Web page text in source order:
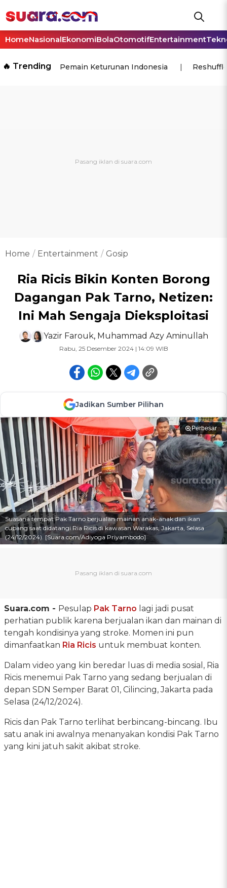
HomeNasionalEkonomiBolaOtomotifEntertainment
🔥 Trending Pemain Keturunan Indonesia
Home Entertainment Gosip
Ria Ricis Bikin Konten Borong
Dagangan Pak Tarno, Netizen:
Ini Mah Sengaja Dieksploitasi
Yazir Farouk, Muhammad Azy Aminullah
Rabu, 25 Desember 2024 | 14:09 WIB
Jadikan Sumber Pilihan
Perbesar
Suasana tempat Pak Tarno berjualan mainan anak-anak dan ikan
cupang saat didatangi Ria Ricis di kawasan Warakas, Jakarta, Selasa
(24/12/2024). [Suara.com/Adiyoga Priyambodo]
Suara.com - Pesulap Pak Tarno lagi jadi pusat
perhatian publik karena berjualan ikan dan mainan di
tengah kondisinya yang stroke. Momen ini pun
dimanfaatkan Ria Ricis untuk membuat konten.
Dalam video yang kin beredar luas di media sosial, Ria
Ricis menemui Pak Tarno yang sedang berjualan di
depan SDN Semper Barat 01, Cilincing, Jakarta pada
Selasa (24/12/2024).
Ricis dan Pak Tarno terlihat berbincang-bincang. Ibu
satu anak ini awalnya menanyakan kondisi Pak Tarno
yang kini jatuh sakit akibat stroke.